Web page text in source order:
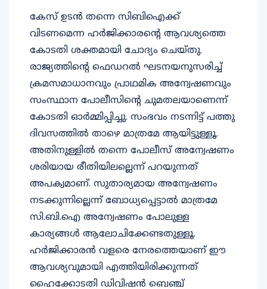
കേസ് ഉടൻ തന്നെ സിബിഐക്ക്
വിടണമെന്ന ഹർജിക്കാരന്റെ ആവശ്യത്തെ
കോടതി ശക്തമായി ചോദ്യം ചെയ്തു.
രാജ്യത്തിന്റെ ഫെഡറൽ ഘടനയനുസരിച്ച്
ക്രമസമാധാനവും പ്രാഥമിക അന്വേഷണവും
സംസ്ഥാന പോലീസിന്റെ ചുമതലയാണെന്ന്
കോടതി ഓർമ്മിപ്പിച്ചു. സംഭവം നടന്നിട്ട് പത്തു
ദിവസത്തിൽ താഴെ മാത്രമേ ആയിട്ടുള്ളൂ.
അതിനുള്ളിൽ തന്നെ പോലീസ് അന്വേഷണം
ശരിയായ രീതിയിലല്ലെന്ന് പറയുന്നത്
അപക്വമാണ്. സുതാര്യമായ അന്വേഷണം
നടക്കുന്നില്ലെന്ന് ബോധ്യപ്പെട്ടാൽ മാത്രമേ
സി.ബി.ഐ അന്വേഷണം പോലുള്ള
കാര്യങ്ങൾ ആലോചിക്കേണ്ടതുള്ളൂ.
ഹർജിക്കാരൻ വളരെ നേരത്തെയാണ് ഈ
ആവശ്യവുമായി എത്തിയിരിക്കുന്നത്
ഹൈക്കോടതി ഡിവിഷൻ ബെഞ്ച്